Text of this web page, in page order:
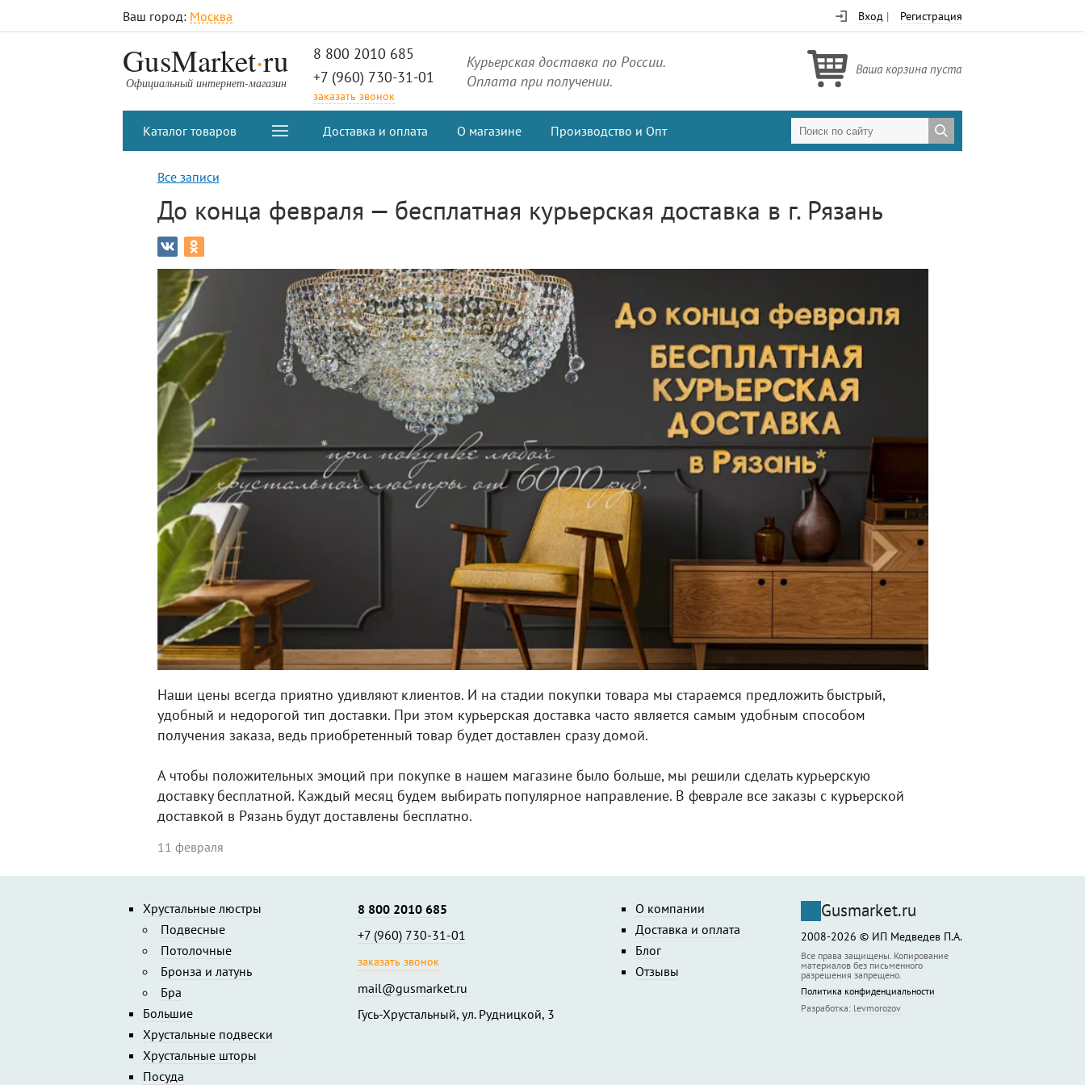
Ваш город: Москва Вход | Регистрация
GusMarket.ru
Официальный интернет-магазин
8 800 2010 685
+7 (960) 730-31-01
заказать звонок
Курьерская доставка по России.
Оплата при получении.
Ваша корзина пуста
Каталог товаров Доставка и оплата О магазине Производство и Опт
Все записи
До конца февраля — бесплатная курьерская доставка в г. Рязань
Наши цены всегда приятно удивляют клиентов. И на стадии покупки товара мы стараемся предложить быстрый,
удобный и недорогой тип доставки. При этом курьерская доставка часто является самым удобным способом
получения заказа, ведь приобретенный товар будет доставлен сразу домой.
А чтобы положительных эмоций при покупке в нашем магазине было больше, мы решили сделать курьерскую
доставку бесплатной. Каждый месяц будем выбирать популярное направление. В феврале все заказы с курьерской
доставкой в Рязань будут доставлены бесплатно.
11 февраля
Хрустальные люстры
Подвесные
Потолочные
Бронза и латунь
Бра
Большие
Хрустальные подвески
Хрустальные шторы
Посуда
8 800 2010 685
+7 (960) 730-31-01
заказать звонок
mail@gusmarket.ru
Гусь-Хрустальный, ул. Рудницкой, 3
О компании
Доставка и оплата
Блог
Отзывы
Gusmarket.ru
2008-2026 © ИП Медведев П.А.
Все права защищены. Копирование
материалов без письменного
разрешения запрещено.
Политика конфиденциальности
Разработка: levmorozov